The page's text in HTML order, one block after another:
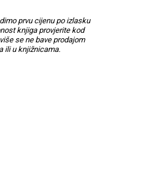
prvu cijenu po izlasku
knjiga provjerite kod
se ne bave prodajom
ili u knjižnicama.